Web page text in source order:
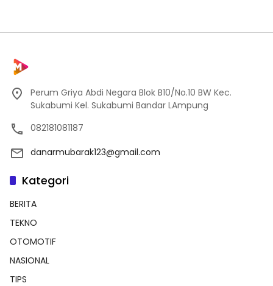
Perum Griya Abdi Negara Blok B10/No.10 BW Kec.
Sukabumi Kel. Sukabumi Bandar LAmpung
082181081187
danarmubarak123@gmail.com
Kategori
BERITA
TEKNO
OTOMOTIF
NASIONAL
TIPS